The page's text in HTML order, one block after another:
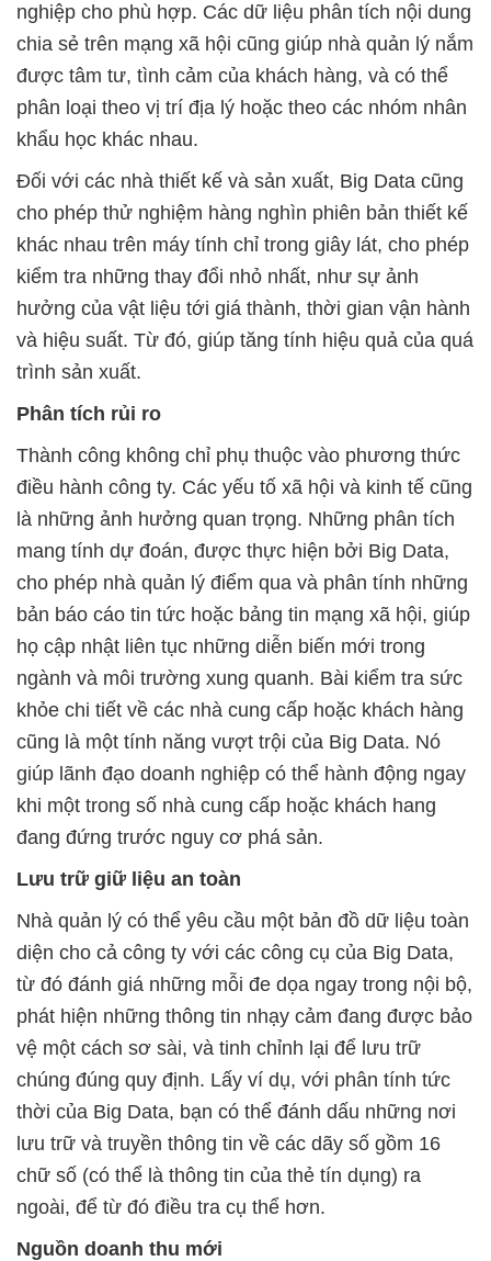
nghiệp cho phù hợp. Các dữ liệu phân tích nội dung
chia sẻ trên mạng xã hội cũng giúp nhà quản lý nắm
được tâm tư, tình cảm của khách hàng, và có thể
phân loại theo vị trí địa lý hoặc theo các nhóm nhân
khẩu học khác nhau.
Đối với các nhà thiết kế và sản xuất, Big Data cũng
cho phép thử nghiệm hàng nghìn phiên bản thiết kế
khác nhau trên máy tính chỉ trong giây lát, cho phép
kiểm tra những thay đổi nhỏ nhất, như sự ảnh
hưởng của vật liệu tới giá thành, thời gian vận hành
và hiệu suất. Từ đó, giúp tăng tính hiệu quả của quá
trình sản xuất.
Phân tích rủi ro
Thành công không chỉ phụ thuộc vào phương thức
điều hành công ty. Các yếu tố xã hội và kinh tế cũng
là những ảnh hưởng quan trọng. Những phân tích
mang tính dự đoán, được thực hiện bởi Big Data,
cho phép nhà quản lý điểm qua và phân tính những
bản báo cáo tin tức hoặc bảng tin mạng xã hội, giúp
họ cập nhật liên tục những diễn biến mới trong
ngành và môi trường xung quanh. Bài kiểm tra sức
khỏe chi tiết về các nhà cung cấp hoặc khách hàng
cũng là một tính năng vượt trội của Big Data. Nó
giúp lãnh đạo doanh nghiệp có thể hành động ngay
khi một trong số nhà cung cấp hoặc khách hang
đang đứng trước nguy cơ phá sản.
Lưu trữ giữ liệu an toàn
Nhà quản lý có thể yêu cầu một bản đồ dữ liệu toàn
diện cho cả công ty với các công cụ của Big Data,
từ đó đánh giá những mỗi đe dọa ngay trong nội bộ,
phát hiện những thông tin nhạy cảm đang được bảo
vệ một cách sơ sài, và tinh chỉnh lại để lưu trữ
chúng đúng quy định. Lấy ví dụ, với phân tính tức
thời của Big Data, bạn có thể đánh dấu những nơi
lưu trữ và truyền thông tin về các dãy số gồm 16
chữ số (có thể là thông tin của thẻ tín dụng) ra
ngoài, để từ đó điều tra cụ thể hơn.
Nguồn doanh thu mới